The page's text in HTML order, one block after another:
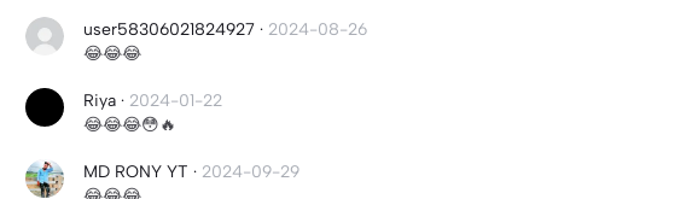
user58306021824927 · 2024-08-26
😂😂😂
Riya · 2024-01-22
😂😂😂😳🔥
MD RONY YT · 2024-09-29